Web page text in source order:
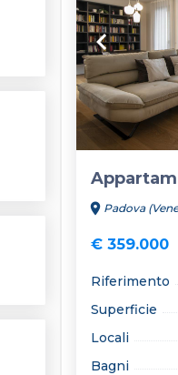
keyboard_arrow_left
location_on Padova
€ 359.000
Riferimento
Superficie
Locali
Bagni